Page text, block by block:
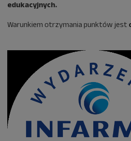
edukacyjnych.
Warunkiem otrzymania punktów jest